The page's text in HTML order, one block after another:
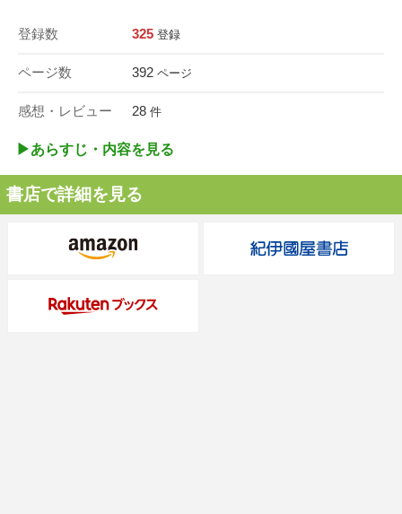
登録数 325 登録
ページ数 392 ページ
感想・レビュー 28 件
▶︎あらすじ・内容を見る
書店で詳細を見る